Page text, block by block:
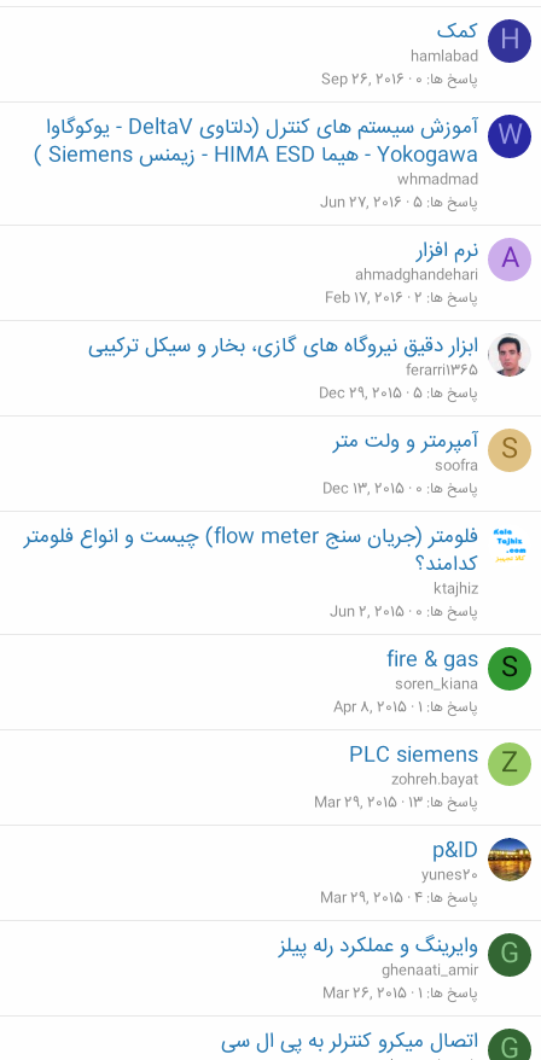
H کمک
hamlabad
پاسخ ها 0
Sep 26, 2016
W
آموزش سیستم های کنترل (دلتاوی DeltaV - یوکوگاوا
Yokogawa - هیما HIMA ESD - زیمنس Siemens )
whmadmad
پاسخ ها 5
Jun 27, 2016
A نرم افزار
ahmadghandehari
پاسخ ها 2
Feb 17, 2016
ابزار دقیق نیروگاه های گازی، بخار و سیکل ترکیبی
ferarri1365
پاسخ ها 5
Dec 29, 2015
S آمپرمتر و ولت متر
soofra
پاسخ ها 0
Dec 13, 2015
فلومتر (جریان سنج flow meter) چیست و انواع فلومتر
کدامند؟
ktajhiz
پاسخ ها 0
Jun 2, 2015
S
fire & gas
soren_kiana
پاسخ ها 1
Apr 8, 2015
Z
PLC siemens
zohreh.bayat
پاسخ ها 13
Mar 29, 2015
p&ID
yunes20
پاسخ ها 4
Mar 29, 2015
G وایرینگ و عملکرد رله پیلز
ghenaati_amir
پاسخ ها 1
Mar 26, 2015
G اتصال میکرو کنترلر به پی ال سی